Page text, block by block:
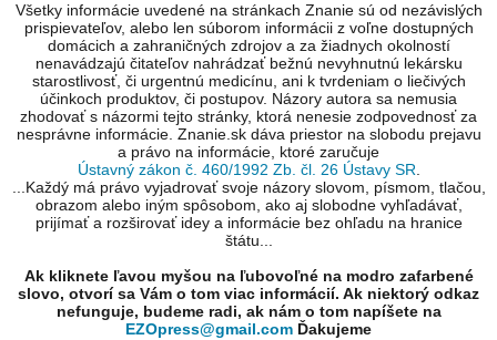
Všetky informácie uvedené na stránkach Znanie sú od nezávislých
prispievateľov, alebo len súborom informácii z voľne dostupných
domácich a zahraničných zdrojov a za žiadnych okolností
nenavádzajú čitateľov nahrádzať bežnú nevyhnutnú lekársku
starostlivosť, či urgentnú medicínu, ani k tvrdeniam o liečivých
účinkoch produktov, či postupov. Názory autora sa nemusia
zhodovať s názormi tejto stránky, ktorá nenesie zodpovednosť za
nesprávne informácie. Znanie.sk dáva priestor na slobodu prejavu
a právo na informácie, ktoré zaručuje
Ústavný zákon č. 460/1992 Zb. čl. 26 Ústavy SR
...Každý má právo vyjadrovať svoje názory slovom, písmom, tlačou,
obrazom alebo iným spôsobom, ako aj slobodne vyhľadávať,
prijímať a rozširovať idey a informácie bez ohľadu na hranice
štátu...
Ak kliknete ľavou myšou na ľubovoľné na modro zafarbené
slovo, otvorí sa Vám o tom viac informácií. Ak niektorý odkaz
nefunguje, budeme radi, ak nám o tom napíšete na
EZOpress@gmail.com Ďakujeme